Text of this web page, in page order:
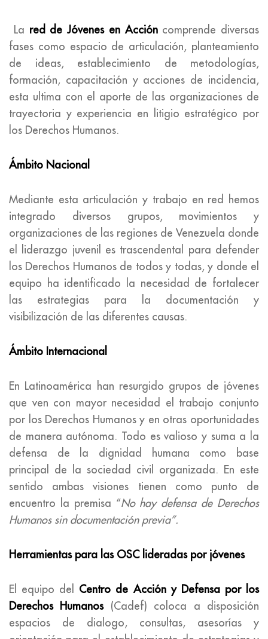
La red de Jóvenes en Accióncomprende diversas
fases como espacio de articulación, planteamiento
de ideas, establecimiento de metodologías,
formación, capacitación y acciones de incidencia,
esta ultima con el aporte de las organizaciones de
trayectoria y experiencia en litigio estratégico por
los Derechos Humanos.
Ámbito Nacional
Mediante esta articulación y trabajo en red hemos
integrado diversos grupos, movimientos y
organizaciones de las regiones de Venezuela donde
el liderazgo juvenil es trascendental para defender
los Derechos Humanos de todos y todas, y donde el
equipo ha identificado la necesidad de fortalecer
las estrategias para la documentación y
visibilización de las diferentes causas.
Ámbito Internacional
En Latinoamérica han resurgido grupos de jóvenes
que ven con mayor necesidad el trabajo conjunto
por los Derechos Humanos y en otras oportunidades
de manera autónoma. Todo es valioso y suma a la
defensa de la dignidad humana como base
principal de la sociedad civil organizada. En este
sentido ambas visiones tienen como punto de
encuentro la premisa “No hay defensa de Derechos
Humanos sin documentación previa”.
Herramientas para las OSC lideradas por jóvenes
El equipo del Centro de Acción y Defensa por los
Derechos Humanos(Cadef) coloca a disposición
espacios de dialogo, consultas, asesorías y